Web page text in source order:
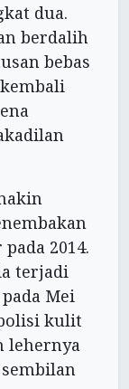
dua.
berdalih
bebas
2014.
terjadi
Mei
kulit
lehernya